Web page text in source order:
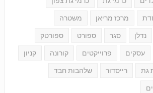
מרכז מריאן משטרה
נדלן סגר ספורט ספורטק
עסקים פרוייקטים קורונה קניון
גת רייסדור שלהבות חבד